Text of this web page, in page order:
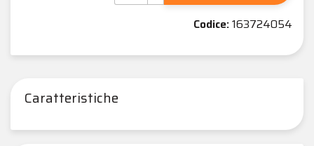
Codice:163724054
Caratteristiche